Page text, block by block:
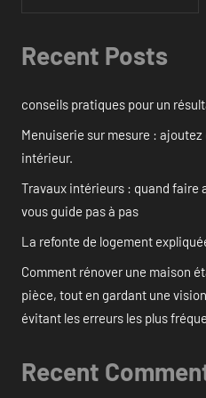
Recent Posts
conseils pratiques pour un
Menuiserie sur mesure :
intérieur.
Travaux intérieurs : quand faire
vous guide pas à pas
La refonte de logement
Comment rénover une maison
pièce, tout en gardant une
évitant les erreurs les plus
Recent